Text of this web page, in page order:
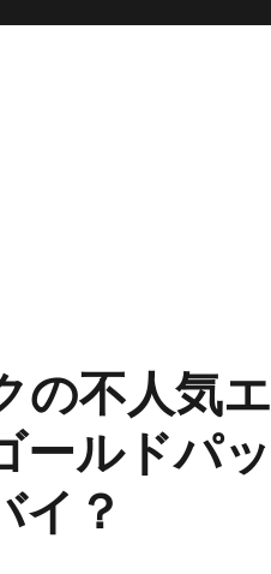
の不人気エ
ールドパッ
イ？